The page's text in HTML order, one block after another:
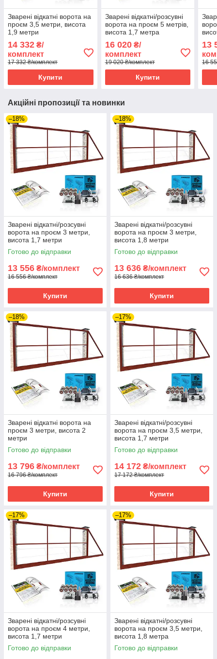
Зварені відкатні ворота на
проєм 3,5 метри, висота
1,9 метри
14 332 ₴/
комплект
17 332 ₴/комплект
Купити
Зварені відкатні/розсувні
ворота на проєм 5 метрів,
висота 1,7 метра
16 020₴/
комплект
19 020 ₴/комплект
Купити
13
16
Акційні пропозиції та новинки
–18%
Зварені відкатні/розсувні
ворота на проєм 3 метри,
висота 1,7 метри
Готово до відправки
13 556 ₴/комплект
16 556 ₴/комплект
Купити
–18%
Зварені відкатні/розсувні
ворота на проєм 3 метри,
висота 1,8 метри
Готово до відправки
13 636 ₴/комплект
16 636 ₴/комплект
Купити
–18%
Зварені відкатні ворота на
проєм 3 метри, висота 2
метри
Готово до відправки
13 796 ₴/комплект
16 796 ₴/комплект
Купити
–17%
Зварені відкатні/розсувні
ворота на проєм 3,5 метри,
висота 1,7 метри
Готово до відправки
14 172 ₴/комплект
17 172 ₴/комплект
Купити
–17%
Зварені відкатні/розсувні
ворота на проєм 4 метри,
висота 1,7 метри
Готово до відправки
–17%
Зварені відкатні/розсувні
ворота на проєм 3,5 метри,
висота 1,8 метра
Готово до відправки